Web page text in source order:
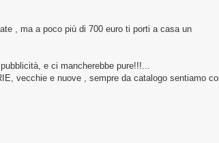
, ma a poco più di 700 euro ti porti a casa un
e ci mancherebbe pure!!!...
vecchie e nuove , sempre da catalogo sentiamo